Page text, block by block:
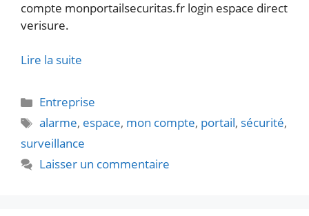
compte monportailsecuritas.fr login espace direct
verisure.
Lire la suite
Catégories
Entreprise
Étiquettes
alarme, espace, mon compte, portail, sécurité,
surveillance
Laisser un commentaire